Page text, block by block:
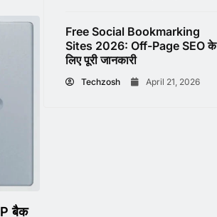
बैक
Free Social Bookmarking
Sites 2026: Off-Page SEO के
लिए पूरी जानकारी
Techzosh April 21, 2026